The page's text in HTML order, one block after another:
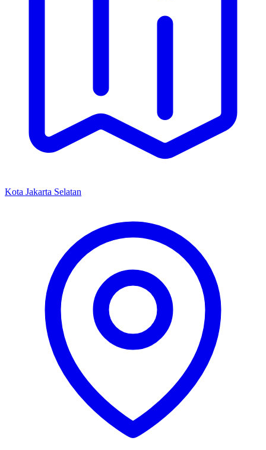
Kota Jakarta Selatan